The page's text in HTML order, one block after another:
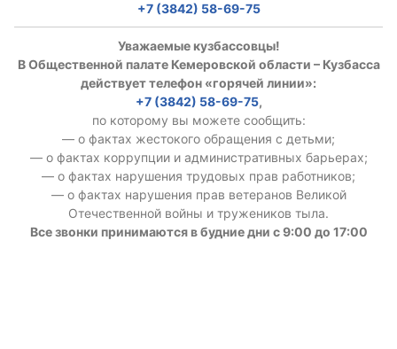
+7 (3842) 58-69-75
Уважаемые кузбассовцы!
В Общественной палате Кемеровской области – Кузбасса
действует телефон «горячей линии»:
+7 (3842) 58-69-75,
по которому вы можете сообщить:
— о фактах жестокого обращения с детьми;
— о фактах коррупции и административных барьерах;
— о фактах нарушения трудовых прав работников;
— о фактах нарушения прав ветеранов Великой
Отечественной войны и тружеников тыла.
Все звонки принимаются в будние дни с 9:00 до 17:00